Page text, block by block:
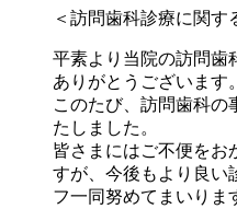
＜訪問歯科診療に関す
平素より当院の訪問歯
ありがとうございます。
このたび、訪問歯科の
たしました。
皆さまにはご不便をお
すが、今後もより良い
フ一同努めてまいりま